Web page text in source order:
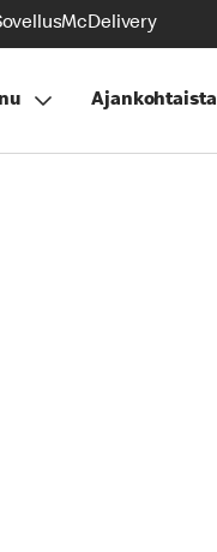
McDelivery
Ajankohtaista